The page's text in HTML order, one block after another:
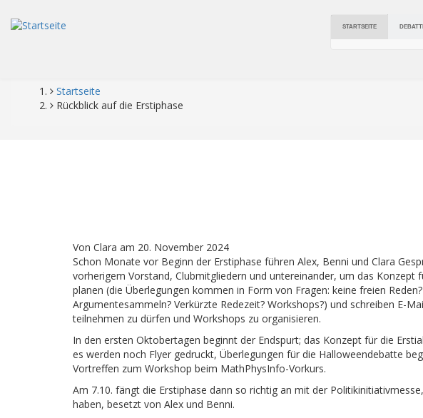
zum
STARTSEITE
Pfadnavigation
Startseite
Rückblick auf die Erstiphase
Von Clara am 20. November 2024
Schon Monate vor Beginn der Erstiphase führen Alex, Benni und Clara
vorherigem Vorstand, Clubmitgliedern und untereinander, um das Konzept
planen (die Überlegungen kommen in Form von Fragen: keine freien
Argumentesammeln? Verkürzte Redezeit? Workshops?) und schreiben E-
teilnehmen zu dürfen und Workshops zu organisieren.
In den ersten Oktobertagen beginnt der Endspurt; das Konzept für die
es werden noch Flyer gedruckt, Überlegungen für die Halloweendebatte
Vortreffen zum Workshop beim MathPhysInfo-Vorkurs.
Am 7.10. fängt die Erstiphase dann so richtig an mit der
haben, besetzt von Alex und Benni.